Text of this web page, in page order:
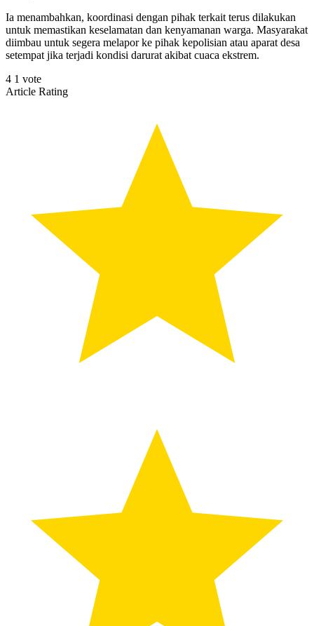
Ia menambahkan, koordinasi dengan pihak terkait terus dilakukan
untuk memastikan keselamatan dan kenyamanan warga. Masyarakat
diimbau untuk segera melapor ke pihak kepolisian atau aparat desa
setempat jika terjadi kondisi darurat akibat cuaca ekstrem.
4 1 vote
Article Rating